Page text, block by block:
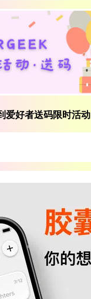
爱好者送码限时活动